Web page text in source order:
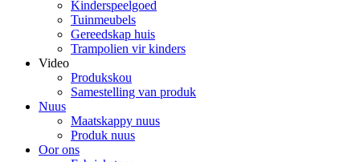
Kinderspeelgoed
Tuinmeubels
Gereedskap huis
Trampolien vir kinders
Video
Produkskou
Samestelling van produk
Nuus
Maatskappy nuus
Produk nuus
Oor ons